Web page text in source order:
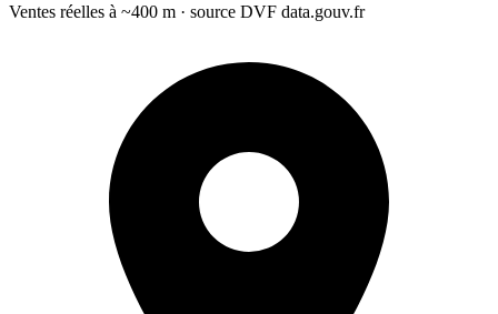
Ventes réelles à ~400 m · source DVF data.gouv.fr